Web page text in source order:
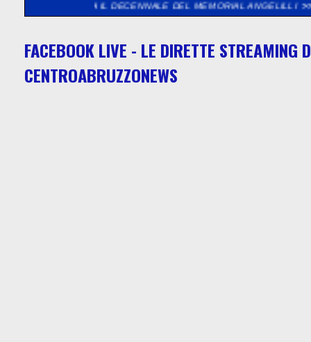
IL DECENNALE DEL MEMORIAL ANGELILLI >> SUCCESSO
FACEBOOK LIVE - LE DIRETTE STREAMING
CENTROABRUZZONEWS